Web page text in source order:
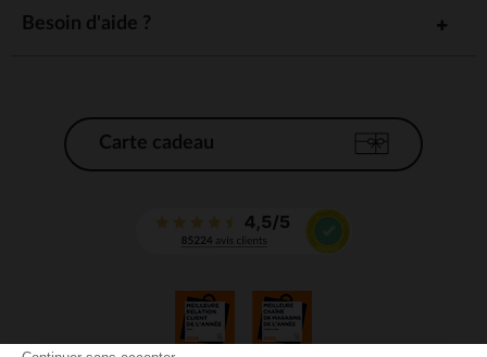
Besoin d'aide ?
Carte cadeau